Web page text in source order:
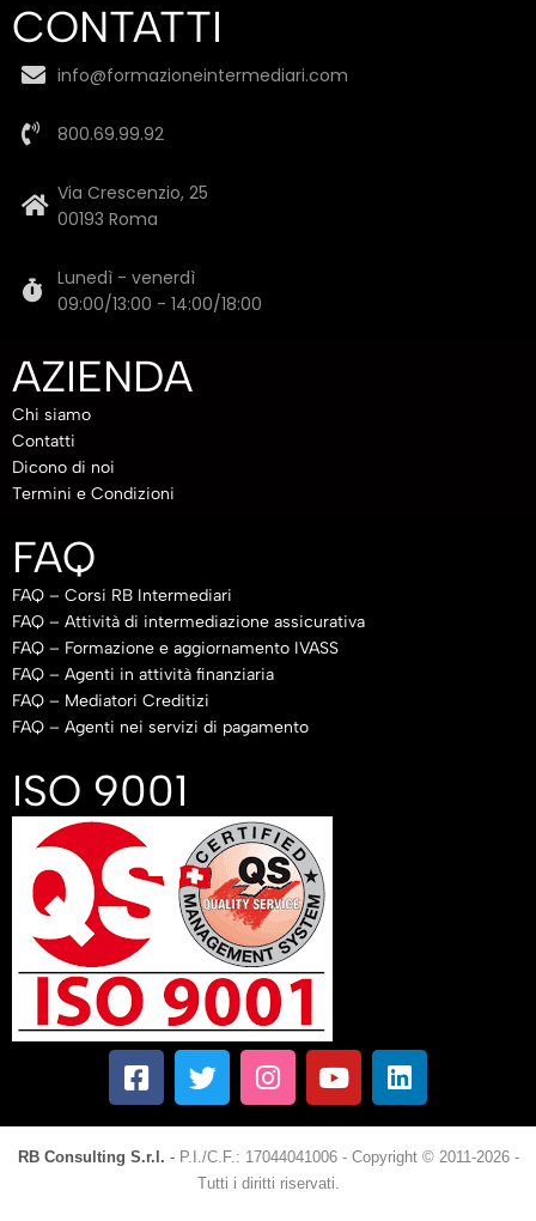
CONTATTI
info@formazioneintermediari.com
800.69.99.92
Via Crescenzio, 25
00193 Roma
Lunedì - venerdì
09:00/13:00 - 14:00/18:00
AZIENDA
Chi siamo
Contatti
Dicono di noi
Termini e Condizioni
FAQ
FAQ – Corsi RB Intermediari
FAQ – Attività di intermediazione assicurativa
FAQ – Formazione e aggiornamento IVASS
FAQ – Agenti in attività finanziaria
FAQ – Mediatori Creditizi
FAQ – Agenti nei servizi di pagamento
ISO 9001
RB Consulting S.r.l. - P.I./C.F.: 17044041006 - Copyright © 2011-2026 -
Tutti i diritti riservati.